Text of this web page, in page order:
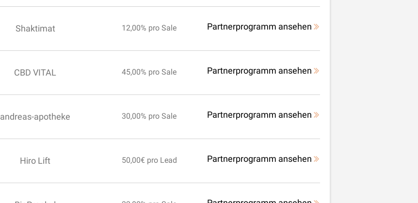
Shaktimat 12,00% pro Sale Partnerprogramm ansehen
CBD VITAL 45,00% pro Sale Partnerprogramm ansehen
andreas-apotheke 30,00% pro Sale Partnerprogramm ansehen
Hiro Lift 50,00€ pro Lead Partnerprogramm ansehen